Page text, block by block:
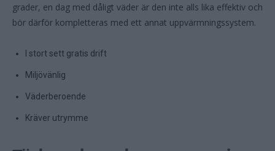
grader, en dag med dåligt väder är den inte alls lika effektiv och
bör därför kompletteras med ett annat uppvärmningssystem.
I stort sett gratis drift
Miljövänlig
Väderberoende
Kräver utrymme